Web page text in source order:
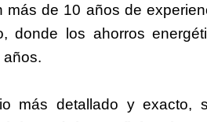
más de 10 años de
donde los ahorros
años.
más detallado y exacto,